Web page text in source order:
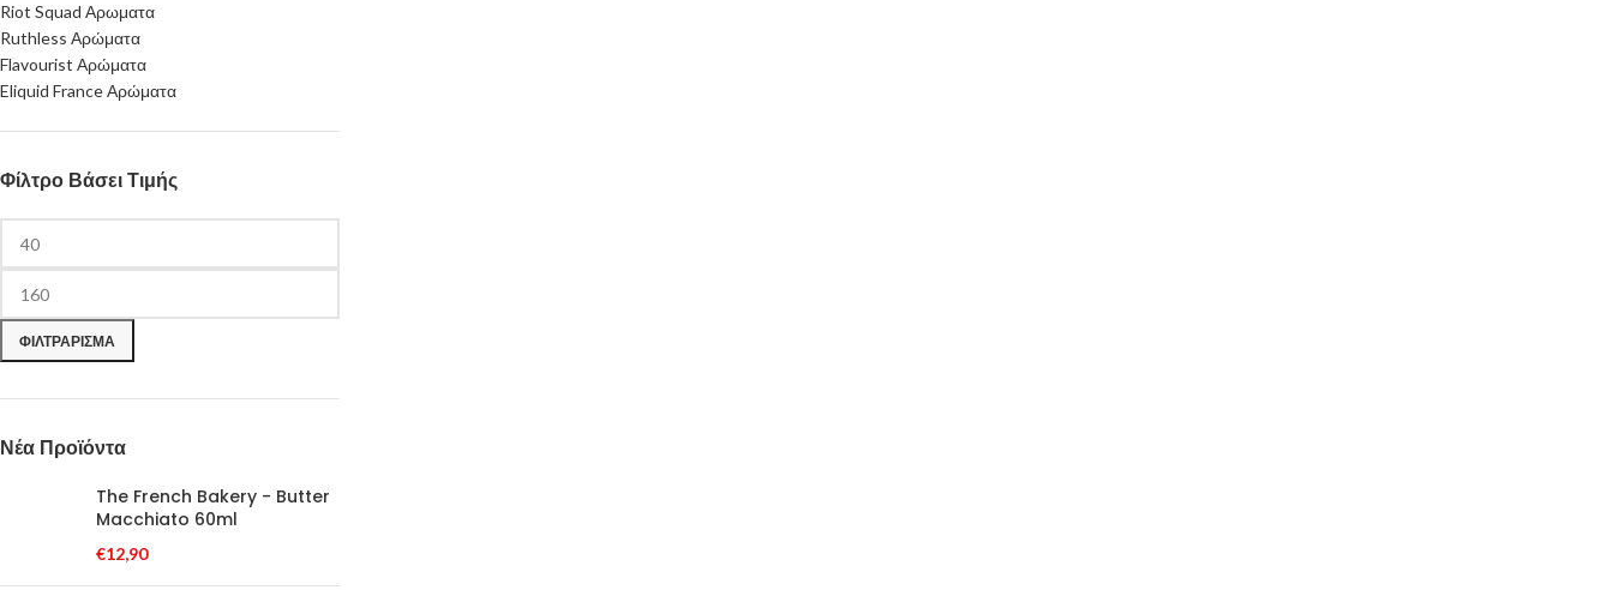
Riot Squad Αρωματα
Ruthless Αρώματα
Flavourist Αρώματα
Eliquid France Αρώματα
Φίλτρο Βάσει Τιμής
ΦΙΛΤΡΆΡΙΣΜΑ
Νέα Προϊόντα
The French Bakery - Butter
Macchiato 60ml
€12,90